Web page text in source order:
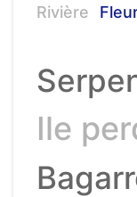
Rivière
Ile